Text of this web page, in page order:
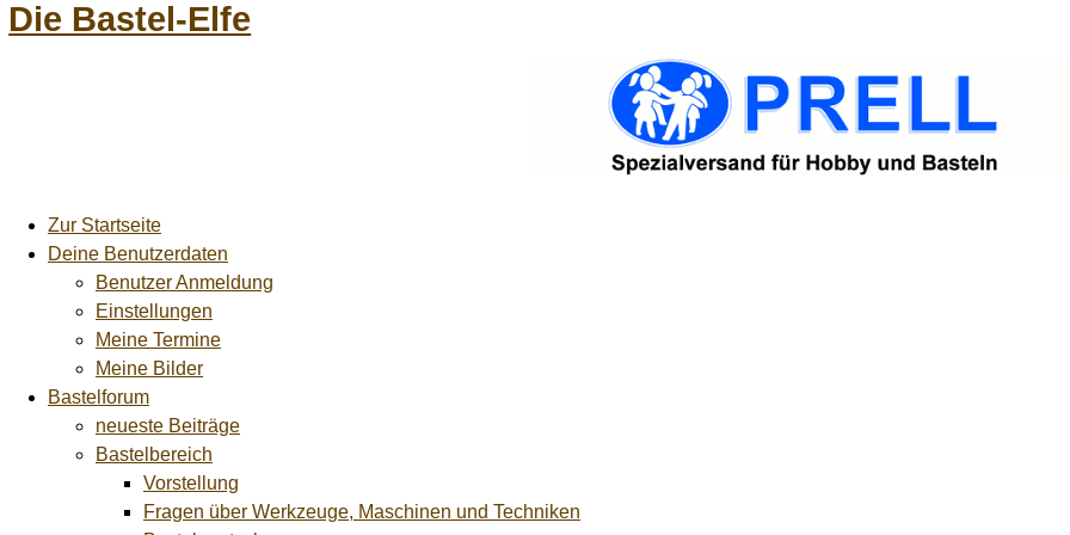
Die Bastel-Elfe
Zur Startseite
Deine Benutzerdaten
Benutzer Anmeldung
Einstellungen
Meine Termine
Meine Bilder
Bastelforum
neueste Beiträge
Bastelbereich
Vorstellung
Fragen über Werkzeuge, Maschinen und Techniken